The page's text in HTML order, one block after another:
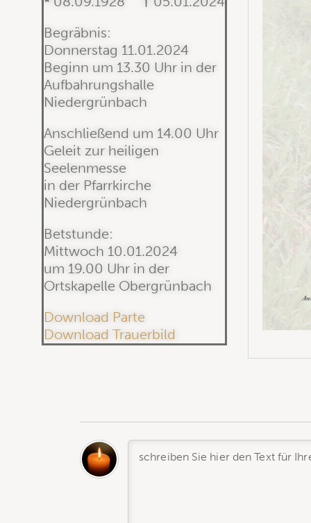
Begräbnis:
Donnerstag 11.01.2024
Beginn um 13.30 Uhr in der
Aufbahrungshalle
Niedergrünbach
Anschließend um 14.00 Uhr
Geleit zur heiligen
Seelenmesse
in der Pfarrkirche
Niedergrünbach
Betstunde:
Mittwoch 10.01.2024
um 19.00 Uhr in der
Ortskapelle Obergrünbach
Download Parte
Download Trauerbild